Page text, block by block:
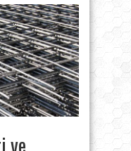
ve